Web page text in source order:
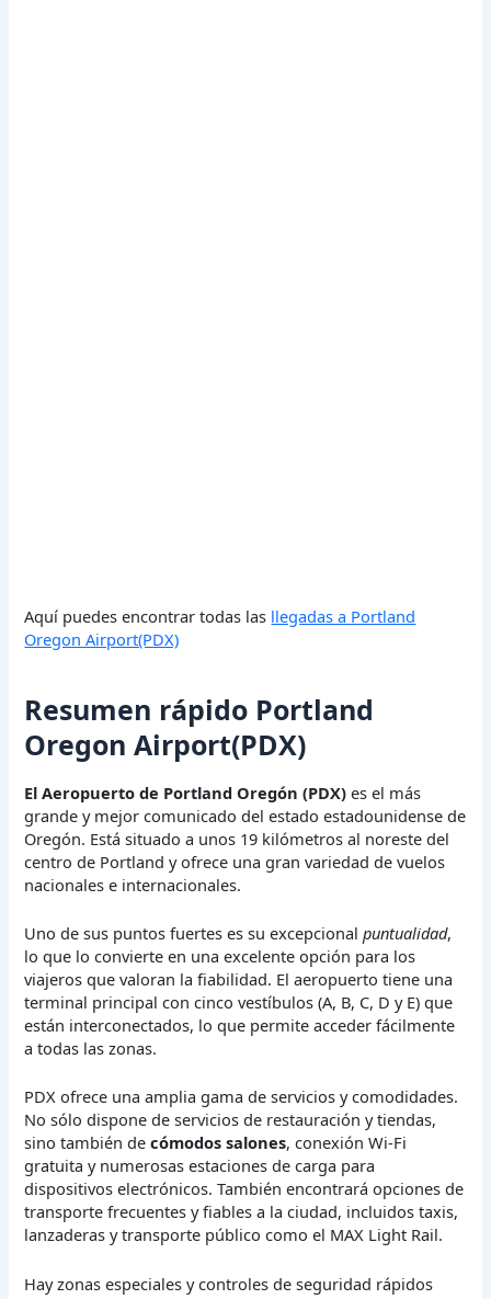
Aquí puedes encontrar todas las llegadas a Portland
Oregon Airport(PDX)
Resumen rápido Portland
Oregon Airport(PDX)
El Aeropuerto de Portland Oregón (PDX) es el más
grande y mejor comunicado del estado estadounidense de
Oregón. Está situado a unos 19 kilómetros al noreste del
centro de Portland y ofrece una gran variedad de vuelos
nacionales e internacionales.
Uno de sus puntos fuertes es su excepcionalpuntualidad,
lo que lo convierte en una excelente opción para los
viajeros que valoran la fiabilidad. El aeropuerto tiene una
terminal principal con cinco vestíbulos (A, B, C, D y E) que
están interconectados, lo que permite acceder fácilmente
a todas las zonas.
PDX ofrece una amplia gama de servicios y comodidades.
No sólo dispone de servicios de restauración y tiendas,
sino también decómodos salones, conexión Wi-Fi
gratuita y numerosas estaciones de carga para
dispositivos electrónicos. También encontrará opciones de
transporte frecuentes y fiables a la ciudad, incluidos taxis,
lanzaderas y transporte público como el MAX Light Rail.
Hay zonas especiales y controles de seguridad rápidos